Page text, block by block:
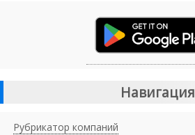
Навигация
Рубрикатор компаний